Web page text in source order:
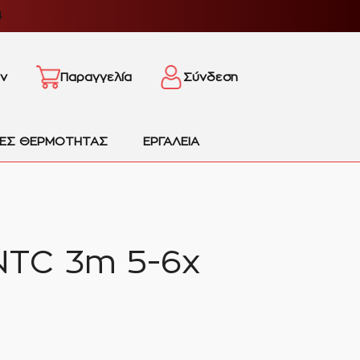
Παραγγελία Σύνδεση
ΘΕΡΜΟΤΗΤΑΣ ΕΡΓΑΛΕΙΑ
3m 5-6x